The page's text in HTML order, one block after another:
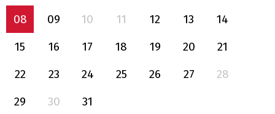
08
09 10 11 12 13
14
15
16 17 18 19 20
21
22
23 24 25 26 27
28
29
30 31